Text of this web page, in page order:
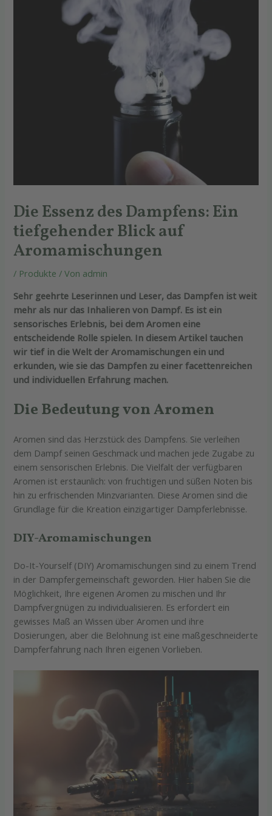
Die Essenz des Dampfens: Ein
tiefgehender Blick auf
Aromamischungen
/ Produkte / Von admin
Sehr geehrte Leserinnen und Leser, das Dampfen ist weit
mehr als nur das Inhalieren von Dampf. Es ist ein
sensorisches Erlebnis, bei dem Aromen eine
entscheidende Rolle spielen. In diesem Artikel tauchen
wir tief in die Welt der Aromamischungen ein und
erkunden, wie sie das Dampfen zu einer facettenreichen
und individuellen Erfahrung machen.
Die Bedeutung von Aromen
Aromen sind das Herzstück des Dampfens. Sie verleihen
dem Dampf seinen Geschmack und machen jede Zugabe zu
einem sensorischen Erlebnis. Die Vielfalt der verfügbaren
Aromen ist erstaunlich: von fruchtigen und süßen Noten bis
hin zu erfrischenden Minzvarianten. Diese Aromen sind die
Grundlage für die Kreation einzigartiger Dampferlebnisse.
DIY-Aromamischungen
Do-It-Yourself (DIY) Aromamischungen sind zu einem Trend
in der Dampfergemeinschaft geworden. Hier haben Sie die
Möglichkeit, Ihre eigenen Aromen zu mischen und Ihr
Dampfvergnügen zu individualisieren. Es erfordert ein
gewisses Maß an Wissen über Aromen und ihre
Dosierungen, aber die Belohnung ist eine maßgeschneiderte
Dampferfahrung nach Ihren eigenen Vorlieben.